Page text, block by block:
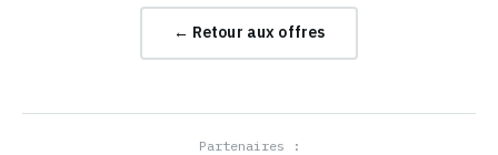
← Retour aux offres
Partenaires :